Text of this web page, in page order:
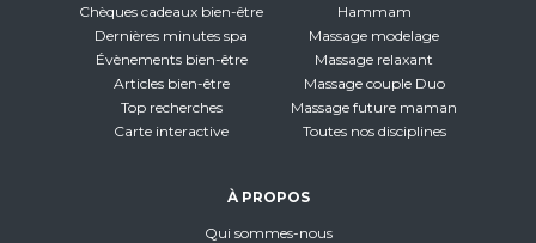
Chèques cadeaux bien-être
Dernières minutes spa
Évènements bien-être
Articles bien-être
Top recherches
Carte interactive
Hammam
Massage modelage
Massage relaxant
Massage couple Duo
Massage future maman
Toutes nos disciplines
À PROPOS
Qui sommes-nous